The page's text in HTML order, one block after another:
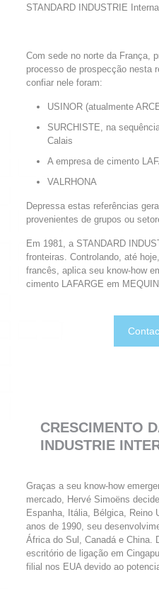
STANDARD INDUSTRIE
Com sede no norte da França,
processo de prospecção nesta
confiar nele foram:
USINOR (atualmente
SURCHISTE, na
Calais
A empresa de cimento
VALRHONA
Depressa estas referências
provenientes de grupos ou
Em 1981, a STANDARD
fronteiras. Controlando, até
francês, aplica seu know-how
cimento LAFARGE em
CRESCIMENTO
INDUSTRIE
Graças a seu know-how
mercado, Hervé Simoëns
Espanha, Itália, Bélgica, Reino
anos de 1990, seu
África do Sul, Canadá e China.
escritório de ligação em
filial nos EUA devido ao